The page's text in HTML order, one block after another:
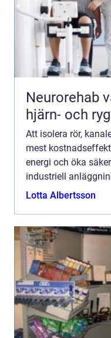
Neurorehab vägen tillbaka efter
hjärn- och
Att isolera rör,
mest
energi och öka
industriell
skymundan jämfört
Lotta Albertsson